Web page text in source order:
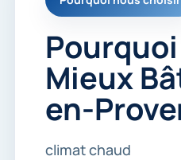
Mieux
en-
climat chaud